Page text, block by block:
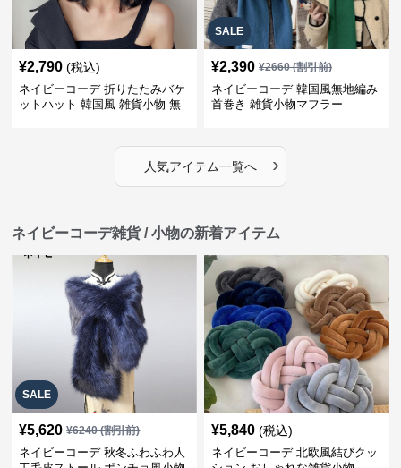
¥2,790 (税込)
ネイビーコーデ 折りたたみバケ
ットハット 韓国風 雑貨小物 無
SALE
¥2,390 ¥2660(割引前)
ネイビーコーデ 韓国風無地編み
首巻き 雑貨小物マフラー
人気アイテム一覧へ ›
ネイビーコーデ雑貨 / 小物の新着アイテム
SALE
¥5,620 ¥6240(割引前)
ネイビーコーデ 秋冬ふわふわ人
¥5,840 (税込)
ネイビーコーデ 北欧風結びクッ